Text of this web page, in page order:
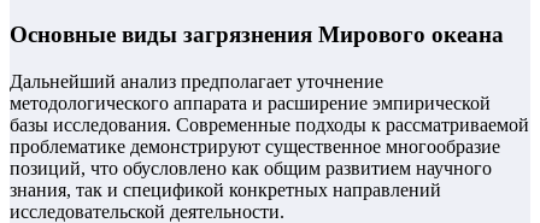
Основные виды загрязнения Мирового океана
Дальнейший анализ предполагает уточнение
методологического аппарата и расширение эмпирической
базы исследования. Современные подходы к рассматриваемой
проблематике демонстрируют существенное многообразие
позиций, что обусловлено как общим развитием научного
знания, так и спецификой конкретных направлений
исследовательской деятельности.